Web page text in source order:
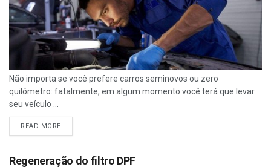
Não importa se você prefere carros seminovos ou zero
quilômetro: fatalmente, em algum momento você terá que levar
seu veículo ...
READ MORE
Regeneração do filtro DPF